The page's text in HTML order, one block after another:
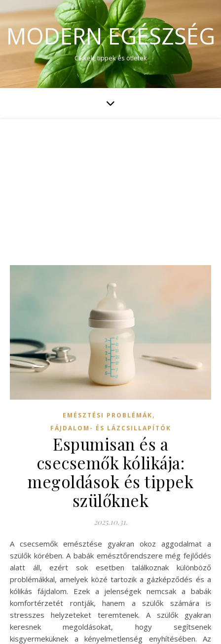
MODERN EGÉSZSÉG
Cikkek, tippek és ötletek
EMÉSZTÉSI PROBLÉMÁK,
FÁJDALOM- ÉS LÁZCSILLAPÍTÓK
Espumisan és a
csecsemők kólikája:
megoldások és tippek
szülőknek
2025.10.31.
A csecsemők emésztése gyakran okoz aggodalmat a
szülők körében. A babák emésztőrendszere még fejlődés
alatt áll, ezért sok esetben találkoznak különböző
problémákkal, amelyek közé tartozik a gázképződés és a
kólikás fájdalom. Ezek a jelenségek nemcsak a babák
komfortérzetét rontják, hanem a szülők számára is
stresszes helyzeteket teremtenek. A szülők gyakran
keresnek megoldásokat, hogy segítsenek
kisgyermeküknek a kényelmetlenség enyhítésében. Az